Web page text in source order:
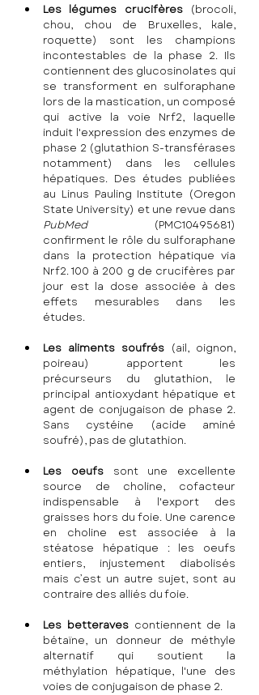
Les légumes crucifères (brocoli,
chou, chou de Bruxelles, kale,
roquette) sont les champions
incontestables de la phase 2. Ils
contiennent des glucosinolates qui
se transforment en sulforaphane
lors de la mastication, un composé
qui active la voie Nrf2, laquelle
induit l'expression des enzymes de
phase 2 (glutathion S-transférases
notamment) dans les cellules
hépatiques. Des études publiées
au Linus Pauling Institute (Oregon
PubMed (PMC10495681)
confirment le rôle du sulforaphane
dans la protection hépatique via
Nrf2. 100 à 200 g de crucifères par
jour est la dose associée à des
effets mesurables dans les
études.
Les aliments soufrés (ail, oignon,
poireau) apportent les
précurseurs du glutathion, le
principal antioxydant hépatique et
agent de conjugaison de phase 2.
Sans cystéine (acide aminé
soufré), pas de glutathion.
Les oeufs sont une excellente
source de choline, cofacteur
indispensable à l'export des
graisses hors du foie. Une carence
en choline est associée à la
stéatose hépatique : les oeufs
entiers, injustement diabolisés
mais c’est un autre sujet, sont au
contraire des alliés du foie.
Les betteraves contiennent de la
bétaïne, un donneur de méthyle
alternatif qui soutient la
méthylation hépatique, l'une des
voies de conjugaison de phase 2.